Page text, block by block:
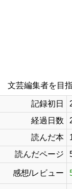
文芸編集者を目
記録初日
経過日数
読んだ本
読んだページ
感想/レビュー